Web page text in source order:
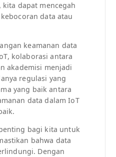
dapat mencegah
data atau
keamanan data
kolaborasi antara
akademisi menjadi
regulasi yang
yang baik antara
data dalam IoT
bagi kita untuk
bahwa data
Dengan